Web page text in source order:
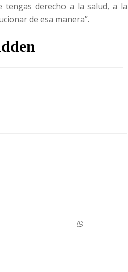
tengas derecho a la salud, a la
de esa manera”.